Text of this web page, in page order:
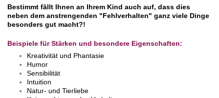
Bestimmt fällt Ihnen an Ihrem Kind auch auf, dass dies
neben dem anstrengenden "Fehlverhalten" ganz viele Dinge
besonders gut macht?!
Beispiele für Stärken und besondere Eigenschaften:
Kreativität und Phantasie
Humor
Sensibilität
Intuition
Natur- und Tierliebe